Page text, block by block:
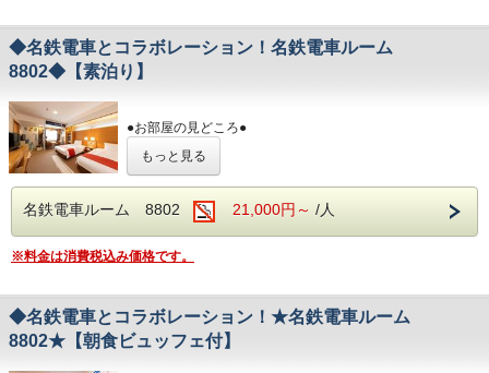
◆名鉄電車とコラボレーション！名鉄電車ルーム
8802◆【素泊り】
●お部屋の見どころ●
往年の人気車両パノラマDXのヘッドマークと車両番号を
設置しました
名鉄の運転士が実際に教習で使用していた本物のシミュレ
取り外したマスターコントローラー、制動弁ブレーキ、シ
ートを
※模擬運転台と走行動画は連動して動作しませ
ん。
③本物の座席シートを設置
もっと見る
名鉄電車ルーム 8802 21,000円～ /人
※料金は消費税込み価格です。
◆名鉄電車とコラボレーション！★名鉄電車ルーム
8802★【朝食ビュッフェ付】